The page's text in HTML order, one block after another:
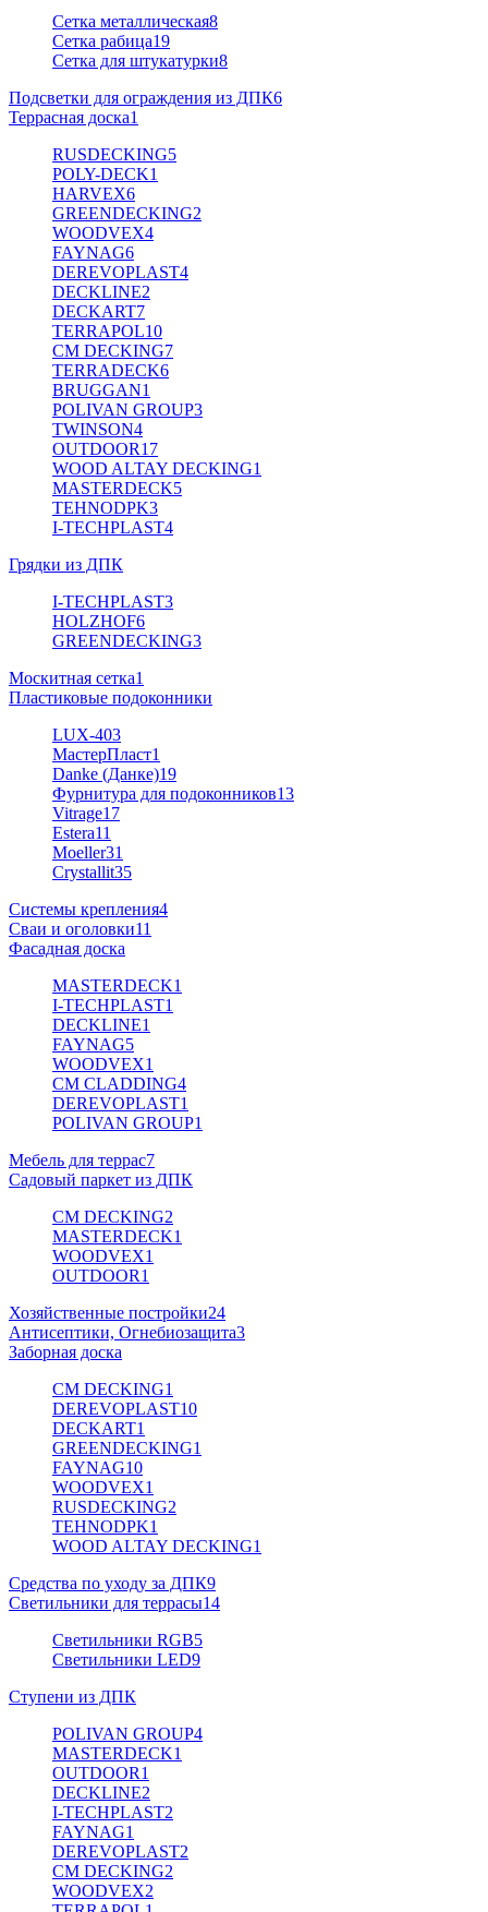
Сетка металлическая8
Сетка рабица19
Сетка для штукатурки8
Подсветки для ограждения из ДПК6
Террасная доска1
RUSDECKING5
POLY-DECK1
HARVEX6
GREENDECKING2
WOODVEX4
FAYNAG6
DEREVOPLAST4
DECKLINE2
DECKART7
TERRAPOL10
CM DECKING7
TERRADECK6
BRUGGAN1
POLIVAN GROUP3
TWINSON4
OUTDOOR17
WOOD ALTAY DECKING1
MASTERDECK5
TEHNODPK3
I-TECHPLAST4
Грядки из ДПК
I-TECHPLAST3
HOLZHOF6
GREENDECKING3
Москитная сетка1
Пластиковые подоконники
LUX-403
МастерПласт1
Danke (Данке)19
Фурнитура для подоконников13
Vitrage17
Estera11
Moeller31
Crystallit35
Системы крепления4
Сваи и оголовки11
Фасадная доска
MASTERDECK1
I-TECHPLAST1
DECKLINE1
FAYNAG5
WOODVEX1
CM CLADDING4
DEREVOPLAST1
POLIVAN GROUP1
Мебель для террас7
Садовый паркет из ДПК
CM DECKING2
MASTERDECK1
WOODVEX1
OUTDOOR1
Хозяйственные постройки24
Антисептики, Огнебиозащита3
Заборная доска
CM DECKING1
DEREVOPLAST10
DECKART1
GREENDECKING1
FAYNAG10
WOODVEX1
RUSDECKING2
TEHNODPK1
WOOD ALTAY DECKING1
Средства по уходу за ДПК9
Светильники для террасы14
Светильники RGB5
Светильники LED9
Ступени из ДПК
POLIVAN GROUP4
MASTERDECK1
OUTDOOR1
DECKLINE2
I-TECHPLAST2
FAYNAG1
DEREVOPLAST2
CM DECKING2
WOODVEX2